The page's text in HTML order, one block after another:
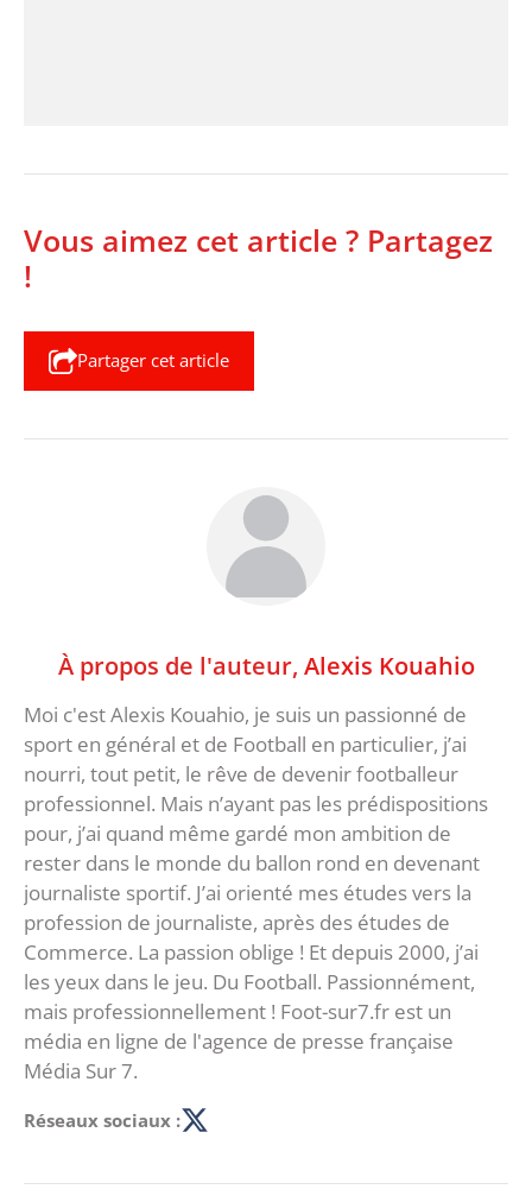
Vous aimez cet article ? Partagez
!
Partager cet article
À propos de l'auteur, Alexis Kouahio
Moi c'est Alexis Kouahio, je suis un passionné de
sport en général et de Football en particulier, j’ai
nourri, tout petit, le rêve de devenir footballeur
professionnel. Mais n’ayant pas les prédispositions
pour, j’ai quand même gardé mon ambition de
rester dans le monde du ballon rond en devenant
journaliste sportif. J’ai orienté mes études vers la
profession de journaliste, après des études de
Commerce. La passion oblige ! Et depuis 2000, j’ai
les yeux dans le jeu. Du Football. Passionnément,
mais professionnellement ! Foot-sur7.fr est un
média en ligne de l'agence de presse française
Média Sur 7.
Réseaux sociaux :